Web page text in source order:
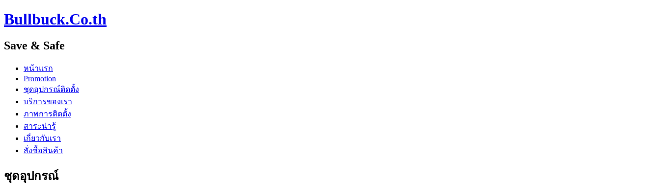
Bullbuck.Co.th
Save & Safe
หน้าแรก
Promotion
ชุดอุปกรณ์ติดตั้ง
บริการของเรา
ภาพการติดตั้ง
สาระน่ารู้
เกี่ยวกับเรา
สั่งซื้อสินค้า
ชุดอุปกรณ์